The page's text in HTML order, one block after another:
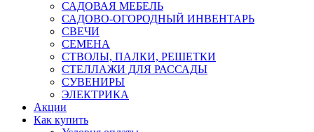
САДОВАЯ МЕБЕЛЬ
САДОВО-ОГОРОДНЫЙ ИНВЕНТАРЬ
СВЕЧИ
СЕМЕНА
СТВОЛЫ, ПАЛКИ, РЕШЕТКИ
СТЕЛЛАЖИ ДЛЯ РАССАДЫ
СУВЕНИРЫ
ЭЛЕКТРИКА
Акции
Как купить